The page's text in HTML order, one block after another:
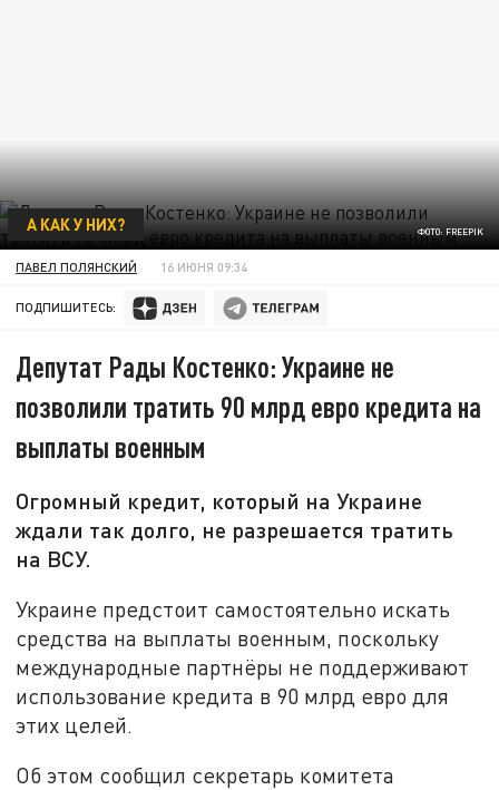
ФОТО: FREEPIK
А КАК У НИХ?
ПАВЕЛ ПОЛЯНСКИЙ 16 ИЮНЯ 09:34
ПОДПИШИТЕСЬ:
Депутат Рады Костенко: Украине не
позволили тратить 90 млрд евро кредита на
выплаты военным
Огромный кредит, который на Украине
ждали так долго, не разрешается тратить
на ВСУ.
Украине предстоит самостоятельно искать
средства на выплаты военным, поскольку
международные партнёры не поддерживают
использование кредита в 90 млрд евро для
этих целей.
Об этом сообщил секретарь комитета